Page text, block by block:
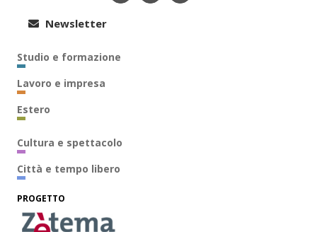
Newsletter
Studio e formazione
Lavoro e impresa
Estero
Cultura e spettacolo
Città e tempo libero
PROGETTO